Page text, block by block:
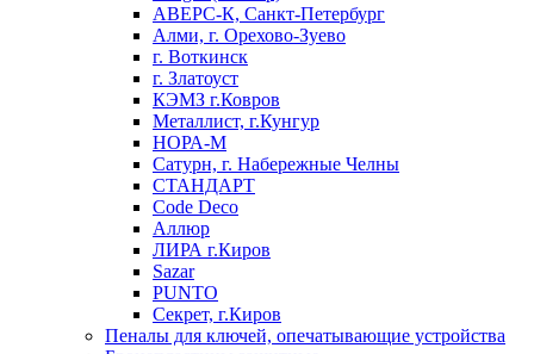
АВЕРС-К, Санкт-Петербург
Алми, г. Орехово-Зуево
г. Воткинск
г. Златоуст
КЭМЗ г.Ковров
Металлист, г.Кунгур
НОРА-М
Сатурн, г. Набережные Челны
СТАНДАРТ
Code Deco
Аллюр
ЛИРА г.Киров
Sazar
PUNTO
Секрет, г.Киров
Пеналы для ключей, опечатывающие устройства